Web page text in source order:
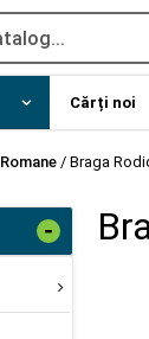
Cărți noi
Romane / Braga
-